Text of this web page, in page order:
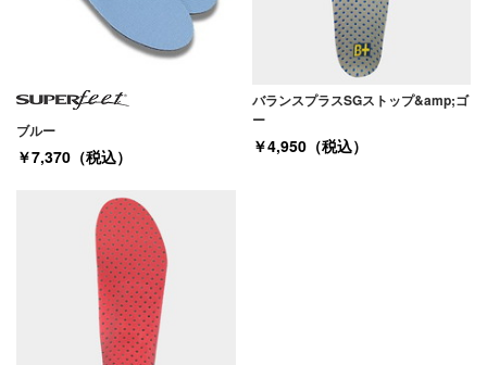
ブルー
￥7,370（税込）
バランスプラスSGストップ&amp;ゴ
ー
￥4,950（税込）